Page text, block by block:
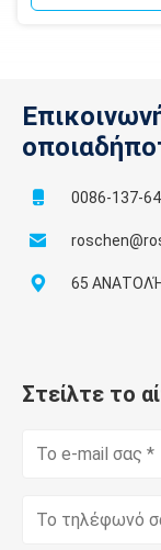
0086-137-
65 ΑΝΑΤΟΛΉ
Στείλτε το